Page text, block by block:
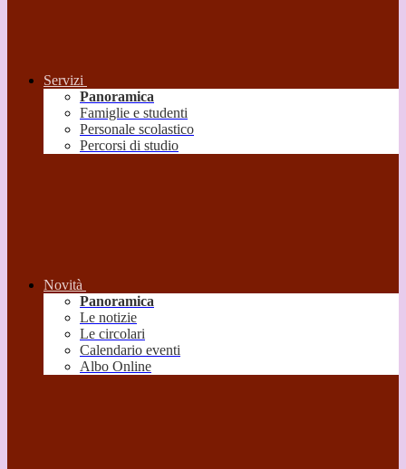
Servizi
Panoramica
Famiglie e studenti
Personale scolastico
Percorsi di studio
Novità
Panoramica
Le notizie
Le circolari
Calendario eventi
Albo Online